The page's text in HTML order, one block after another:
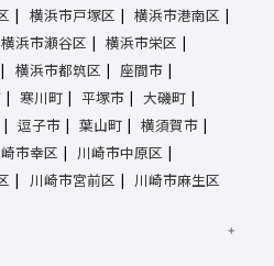
横浜市戸塚区
横浜市港南区
横浜市瀬谷区
横浜市栄区
横浜市都筑区
座間市
寒川町 平塚市
大磯町
逗子市 葉山町
横須賀市
市幸区
川崎市中原区
川崎市宮前区 川崎市麻生区